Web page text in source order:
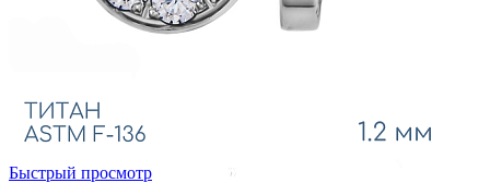
Быстрый просмотр